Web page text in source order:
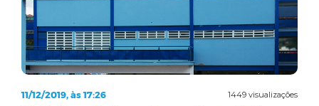
1449 visualizações
11/12/2019, às 17:26